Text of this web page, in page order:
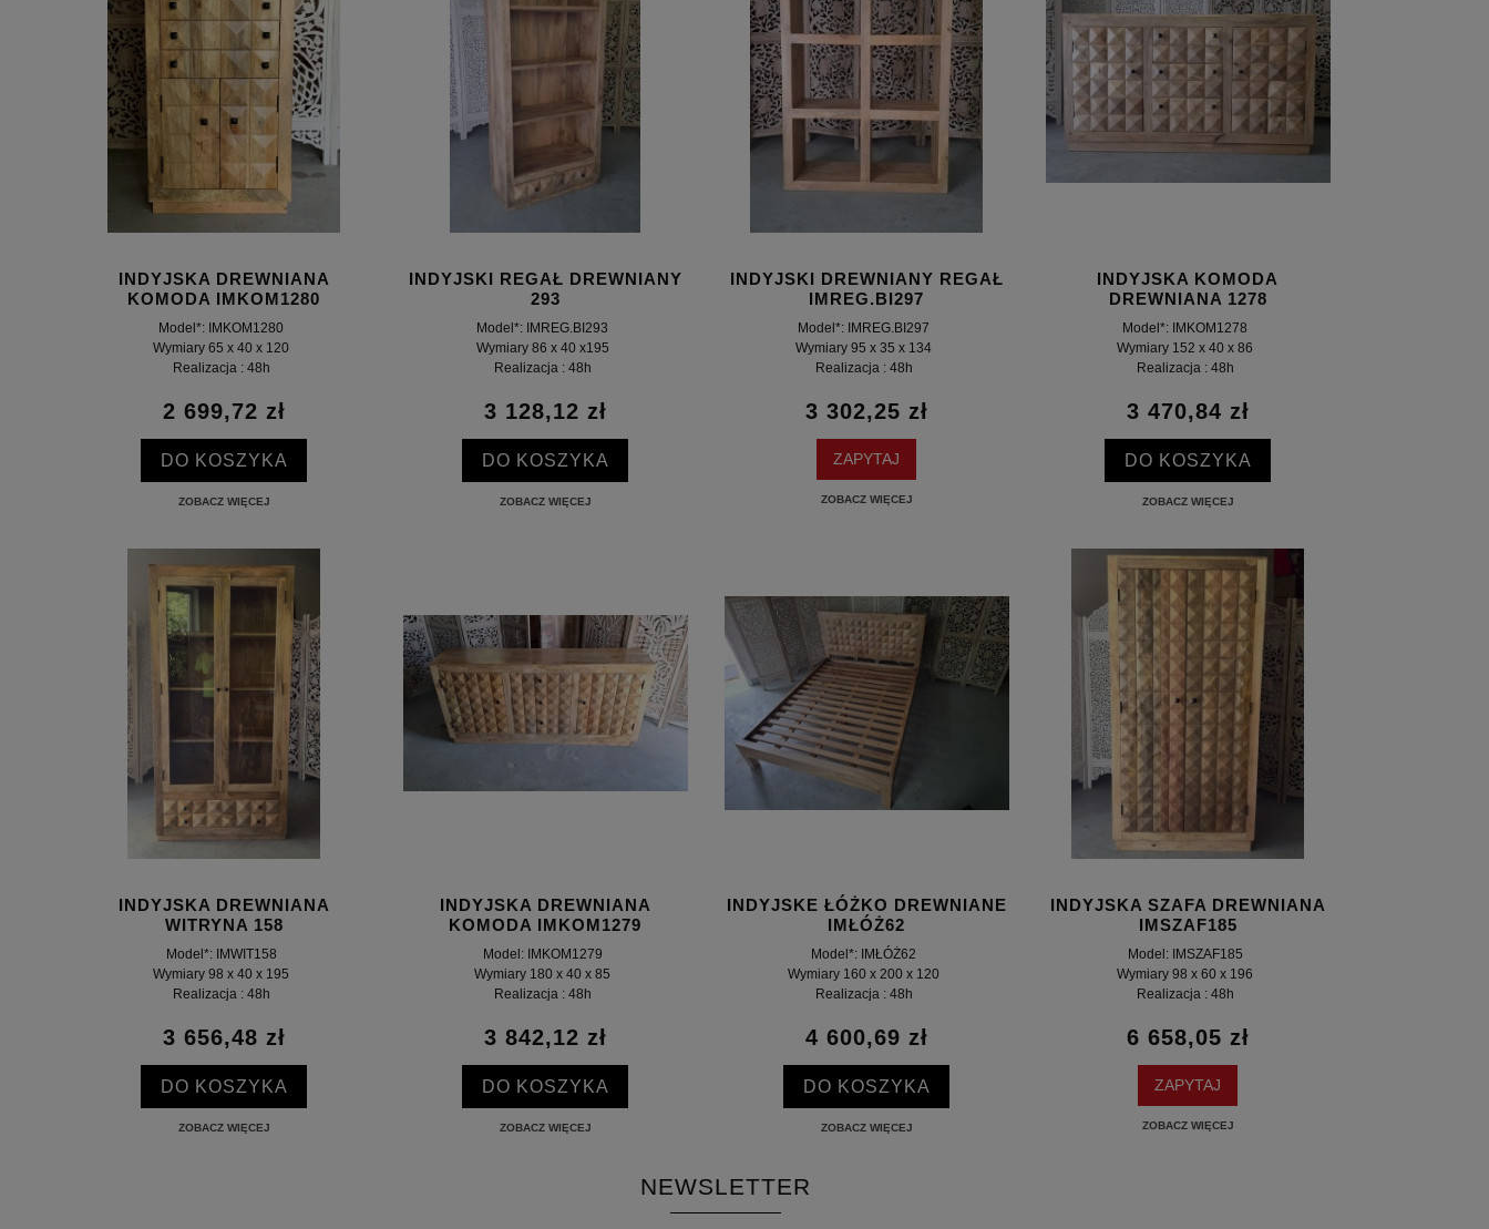
INDYJSKA DREWNIANA
KOMODA IMKOM1280
Model*: IMKOM1280
Wymiary 65 x 40 x 120
Realizacja : 48h
2 699,72 zł
DO KOSZYKA
ZOBACZ WIĘCEJ
INDYJSKI REGAŁ DREWNIANY
293
Model*: IMREG.BI293
Wymiary 86 x 40 x195
Realizacja : 48h
3 128,12 zł
DO KOSZYKA
ZOBACZ WIĘCEJ
INDYJSKI DREWNIANY REGAŁ
IMREG.BI297
Model*: IMREG.BI297
Wymiary 95 x 35 x 134
Realizacja : 48h
3 302,25 zł
ZAPYTAJ
ZOBACZ WIĘCEJ
INDYJSKA KOMODA
DREWNIANA 1278
Model*: IMKOM1278
Wymiary 152 x 40 x 86
Realizacja : 48h
3 470,84 zł
DO KOSZYKA
ZOBACZ WIĘCEJ
INDYJSKA DREWNIANA
WITRYNA 158
Model*: IMWIT158
Wymiary 98 x 40 x 195
Realizacja : 48h
3 656,48 zł
DO KOSZYKA
ZOBACZ WIĘCEJ
INDYJSKA DREWNIANA
KOMODA IMKOM1279
Model: IMKOM1279
Wymiary 180 x 40 x 85
Realizacja : 48h
3 842,12 zł
DO KOSZYKA
ZOBACZ WIĘCEJ
INDYJSKE ŁÓŻKO DREWNIANE
IMŁÓŻ62
Model*: IMŁÓŻ62
Wymiary 160 x 200 x 120
Realizacja : 48h
4 600,69 zł
DO KOSZYKA
ZOBACZ WIĘCEJ
INDYJSKA SZAFA DREWNIANA
IMSZAF185
Model: IMSZAF185
Wymiary 98 x 60 x 196
Realizacja : 48h
6 658,05 zł
ZAPYTAJ
ZOBACZ WIĘCEJ
NEWSLETTER